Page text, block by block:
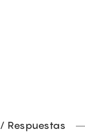
Respuestas